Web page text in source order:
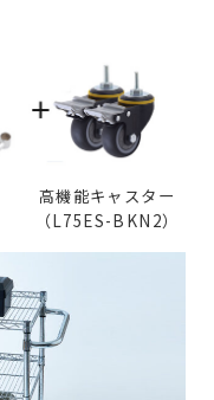
高機能キャスター
（L75ES-BKN2）